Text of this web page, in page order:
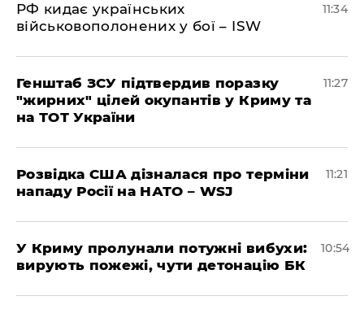
РФ кидає українських
військовополонених у бої – ISW
11:34
Генштаб ЗСУ підтвердив поразку
"жирних" цілей окупантів у Криму та
на ТОТ України
11:27
Розвідка США дізналася про терміни
нападу Росії на НАТО – WSJ
11:21
У Криму пролунали потужні вибухи:
вирують пожежі, чути детонацію БК
10:54